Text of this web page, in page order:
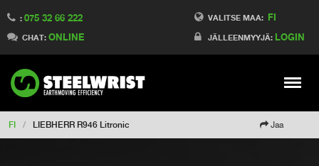
VALITSE MAA: FI
JÄLLEENMYYJÄ: LOGIN
: 075 32 66 222
CHAT: ONLINE
Meny
Switch to France
Switch to Denmark
Switch to China
Switch to Australia
Change market
FI / LIEBHERR R946 Litronic Jaa